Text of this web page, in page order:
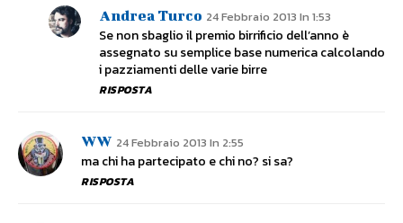
Andrea Turco 24 Febbraio 2013 In 1:53
Se non sbaglio il premio birrificio dell’anno è
assegnato su semplice base numerica calcolando
i pazziamenti delle varie birre
RISPOSTA
WW 24 Febbraio 2013 In 2:55
ma chi ha partecipato e chi no? si sa?
RISPOSTA